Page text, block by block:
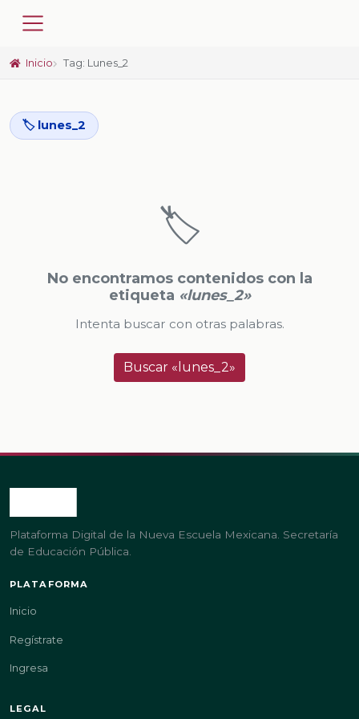
Inicio Tag: Lunes_2
🏷️ lunes_2
🏷️
No encontramos contenidos con la
etiqueta «lunes_2»
Intenta buscar con otras palabras.
Buscar «lunes_2»
Plataforma Digital de la Nueva Escuela Mexicana. Secretaría
de Educación Pública.
PLATAFORMA
Inicio
Regístrate
Ingresa
LEGAL